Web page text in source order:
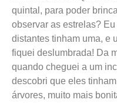
quintal, para poder
observar as estrelas?
distantes tinham uma, e
fiquei deslumbrada! Da
quando cheguei a um
descobri que eles
árvores, muito mais